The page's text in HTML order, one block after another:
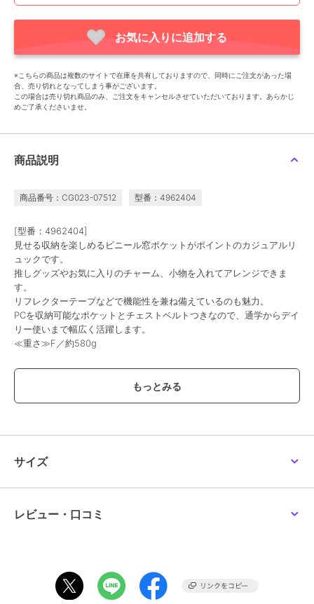
ポンポネットジュニア
ードレースナップザック
¥3,850
ポンポネットジュニア
¥15,400
ポンポネットジュニア
リュック(約24.5L)
¥
17,600
キャンバス・合皮ミニリ
ュック
¥15,290
ュック
¥11,000
お気に入りに追加する
※こちらの商品は複数のサイトで在庫を共有しておりますので、同時にご注文があった場
合、売り切れとなってしまう事がございます。
この場合は売り切れ商品のみ、ご注文をキャンセルさせていただいております。あらかじ
めご了承くださいませ。
商品説明
商品番号：CG023-07512 型番：4962404
[型番：4962404]
見せる収納を楽しめるビニール窓ポケットがポイントのカジュアルリ
ュックです。
推しグッズやお気に入りのチャーム、小物を入れてアレンジできま
す。
リフレクターテープなどで機能性を兼ね備えているのも魅力。
PCを収納可能なポケットとチェストベルトつきなので、通学からデイ
リー使いまで幅広く活躍します。
≪重さ≫F／約580g
ブランド ポンポネットジュニア
ポリエステル
商品のお取り扱い方法
サイズ
レビュー・口コミ